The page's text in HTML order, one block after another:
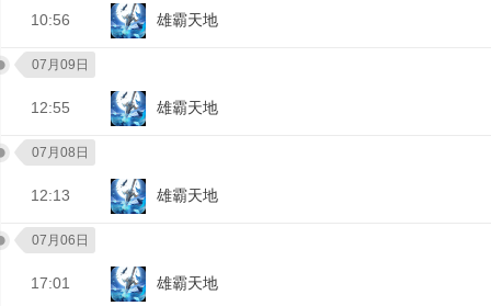
10:56 雄霸天地
07月09日
12:55 雄霸天地
07月08日
12:13 雄霸天地
07月06日
17:01 雄霸天地